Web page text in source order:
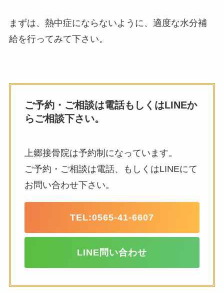
まずは、熱中症にならないように、適度な水分補
給を行ってみて下さい。
ご予約・ご相談は電話もしくはLINEか
らご相談下さい。
上郷接骨院は予約制になっています。
ご予約・ご相談は電話、もしくはLINEにて
お問い合わせ下さい。
TEL:0565-41-6607
LINE問い合わせ